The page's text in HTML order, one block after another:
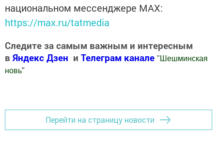
национальном мессенджере MАХ:
https://max.ru/tatmedia
Следите за самым важным и интересным
в Яндекс Дзен и Телеграм канале " Шешминская
новь"
Перейти на страницу новости